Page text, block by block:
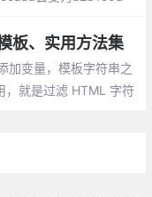
板、实用方法集
加变量，模板字符串之
，就是过滤 HTML 字符